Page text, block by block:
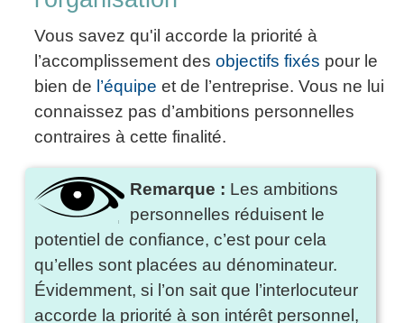
Vous savez qu'il accorde la priorité à
l’accomplissement des objectifs fixés pour le
bien de l’équipe et de l’entreprise. Vous ne lui
connaissez pas d’ambitions personnelles
contraires à cette finalité.
Remarque : Les ambitions
personnelles réduisent le
potentiel de confiance, c’est pour cela
qu’elles sont placées au dénominateur.
Évidemment, si l’on sait que l’interlocuteur
accorde la priorité à son intérêt personnel,